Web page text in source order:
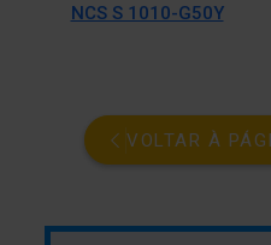
NCS S 1010-G50Y
VOLTAR À